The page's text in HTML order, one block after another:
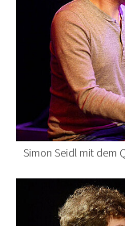
Simon Seidl mit dem
Show larger